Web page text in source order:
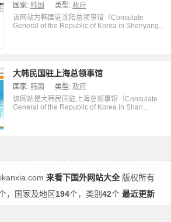
国家: 韩国 类型: 政府
该网站为韩国驻沈阳总领事馆（Consulate
General of the Republic of Korea in Shenyang...
大韩民国驻上海总领事馆
国家: 韩国 类型: 政府
该网站是大韩民国驻上海总领事馆（Consulate
General of the Republic of Korea in Shan...
来看下国外网站大全版权所有
，国家及地区194个，类别 42个 最近更新